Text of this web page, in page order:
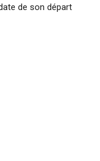
de son départ